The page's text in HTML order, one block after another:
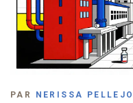
PAR NERISSA PELLEJO